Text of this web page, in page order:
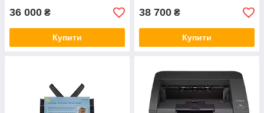
36 000 ₴
Купити
38 700 ₴
Купити